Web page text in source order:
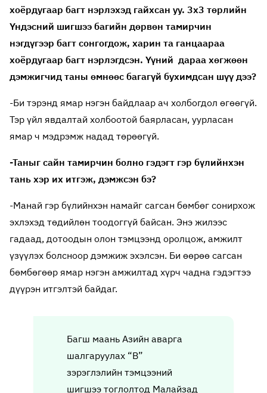
хоёрдугаар багт нэрлэхэд гайхсан уу. 3х3 төрлийн
Үндэсний шигшээ багийн дөрвөн тамирчин
нэгдүгээр багт сонгогдож, харин та ганцаараа
хоёрдугаар багт нэрлэгдсэн. Үүний дараа хөгжөөн
дэмжигчид таны өмнөөс багагүй бухимдсан шүү дээ?
-Би тэрэнд ямар нэгэн байдлаар ач холбогдол өгөөгүй.
Тэр үйл явдалтай холбоотой баярласан, уурласан
ямар ч мэдрэмж надад төрөөгүй.
-Таныг сайн тамирчин болно гэдэгт гэр бүлийнхэн
тань хэр их итгэж, дэмжсэн бэ?
-Манай гэр бүлийнхэн намайг сагсан бөмбөг сонирхож
эхлэхэд төдийлөн тоодоггүй байсан. Энэ жилээс
гадаад, дотоодын олон тэмцээнд оролцож, амжилт
үзүүлэх болсноор дэмжиж эхэлсэн. Би өөрөө сагсан
бөмбөгөөр ямар нэгэн амжилтад хүрч чадна гэдэгтээ
дүүрэн итгэлтэй байдаг.
Багш маань Азийн аварга
шалгаруулах “В”
зэрэглэлийн тэмцээний
шигшээ тоглолтод Малайзад